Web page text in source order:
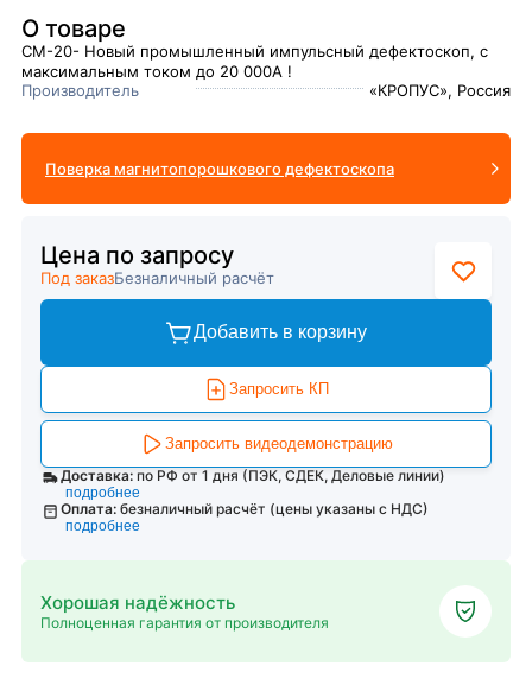
О товаре
СМ-20- Новый промышленный импульсный дефектоскоп, с
максимальным током до 20 000А !
Производитель
«КРОПУС», Россия
Поверка магнитопорошкового дефектоскопа
Цена по запросу
Под заказБезналичный расчёт
Добавить в корзину
Запросить КП
Запросить видеодемонстрацию
Доставка: по РФ от 1 дня (ПЭК, СДЕК, Деловые линии)
подробнее
Оплата: безналичный расчёт (цены указаны с НДС)
подробнее
Хорошая надёжность
Полноценная гарантия от производителя